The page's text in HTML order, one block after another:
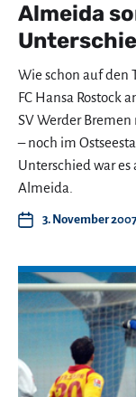
Almeida
Wie schon auf den
FC Hansa Rostock
SV Werder
– noch im
Unterschied war es
Almeida.
3. November 2007